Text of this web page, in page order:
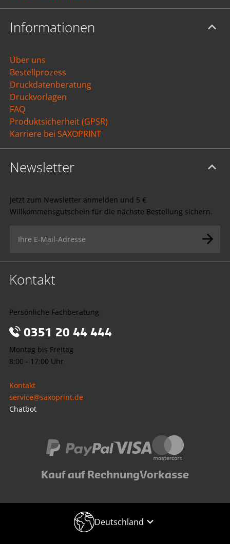
Informationen
Über uns
Bestellprozess
Druckdatenberatung
Druckvorlagen
FAQ
Produktsicherheit (GPSR)
Karriere bei SAXOPRINT
Newsletter
Jetzt zum Newsletter anmelden und 5 €
Willkommensgutschein für die nächste Bestellung sichern.
Kontakt
Persönliche Fachberatung
0351 20 44 444
Montag bis Freitag
8:00 - 17:00 Uhr
Kontakt
service@saxoprint.de
Chatbot
Kauf auf RechnungVorkasse
Deutschland